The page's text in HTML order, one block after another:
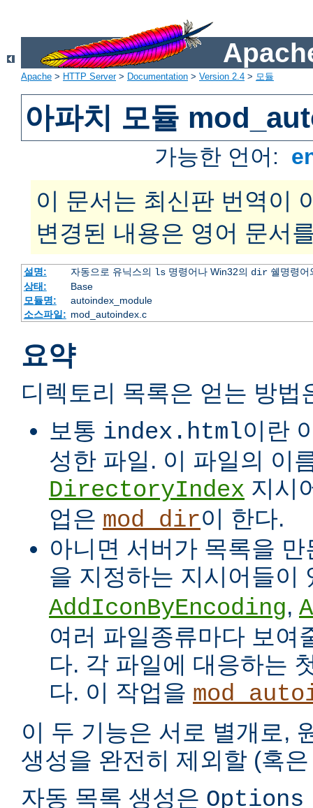
Apache > HTTP Server> Documentation > Version 2.4 > 모듈
아파치 모듈
가능한 언어:
이 문서는 최신판 번역이
변경된 내용은 영어 문서
설명: 자동으로 유닉스의 ls명령어나 Win32의 dir쉘명령어
상태:
Base
모듈명:
autoindex_module
소스파일: mod_autoindex.c
요약
디렉토리 목록은 얻는 방법
보통 index.html이란
성한 파일. 이 파일의 이
DirectoryIndex 지시
업은 mod_dir이 한다.
아니면 서버가 목록을
을 지정하는 지시어들이
AddIconByEncoding,
여러 파일종류마다 보여
다. 각 파일에 대응하는
다. 이 작업을
이 두 기능은 서로 별개로,
생성을 완전히 제외할 (혹
자동 목록 생성은 Options